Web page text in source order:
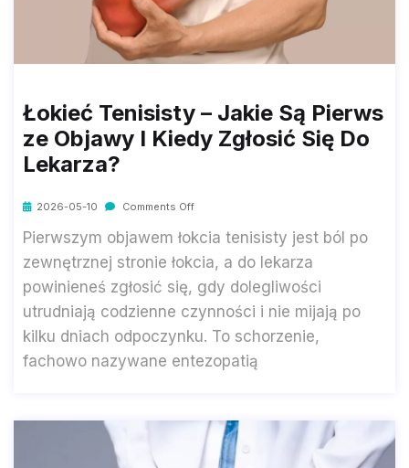
Łokieć Tenisisty – Jakie Są Pierws
Ze Objawy I Kiedy Zgłosić Się Do
Lekarza?
2026-05-10 Comments Off
Pierwszym objawem łokcia tenisisty jest ból po
zewnętrznej stronie łokcia, a do lekarza
powinieneś zgłosić się, gdy dolegliwości
utrudniają codzienne czynności i nie mijają po
kilku dniach odpoczynku. To schorzenie,
fachowo nazywane entezopatią